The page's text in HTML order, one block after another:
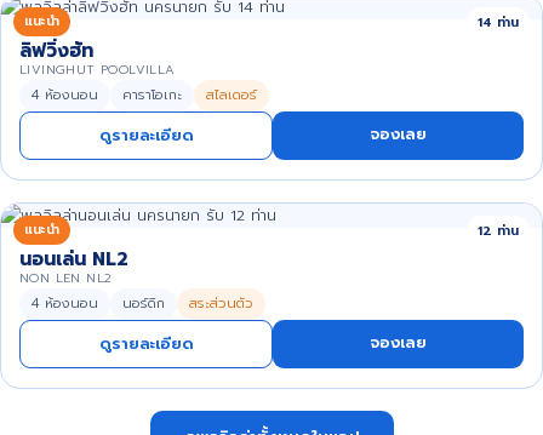
แนะนำ 14 ท่าน
ลิฟวิ่งฮัท
LIVINGHUT POOLVILLA
4 ห้องนอน คาราโอเกะ สไลเดอร์
ดูรายละเอียด จองเลย
แนะนำ 12 ท่าน
นอนเล่น NL2
NON LEN NL2
4 ห้องนอน นอร์ดิก สระส่วนตัว
ดูรายละเอียด จองเลย